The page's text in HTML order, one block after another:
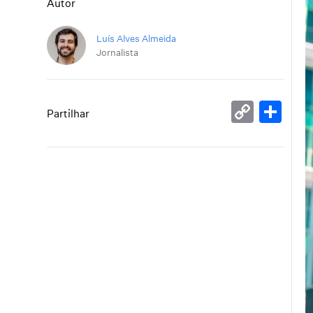
Autor
Luís Alves Almeida
Jornalista
Partilhar
Copy